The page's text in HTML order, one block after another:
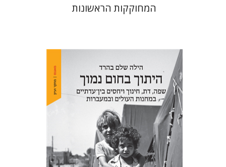
המחוקקות הראשונות
הילה שלם בהרד